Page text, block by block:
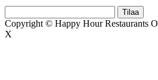
Copyright © Happy Hour Restaurants
X